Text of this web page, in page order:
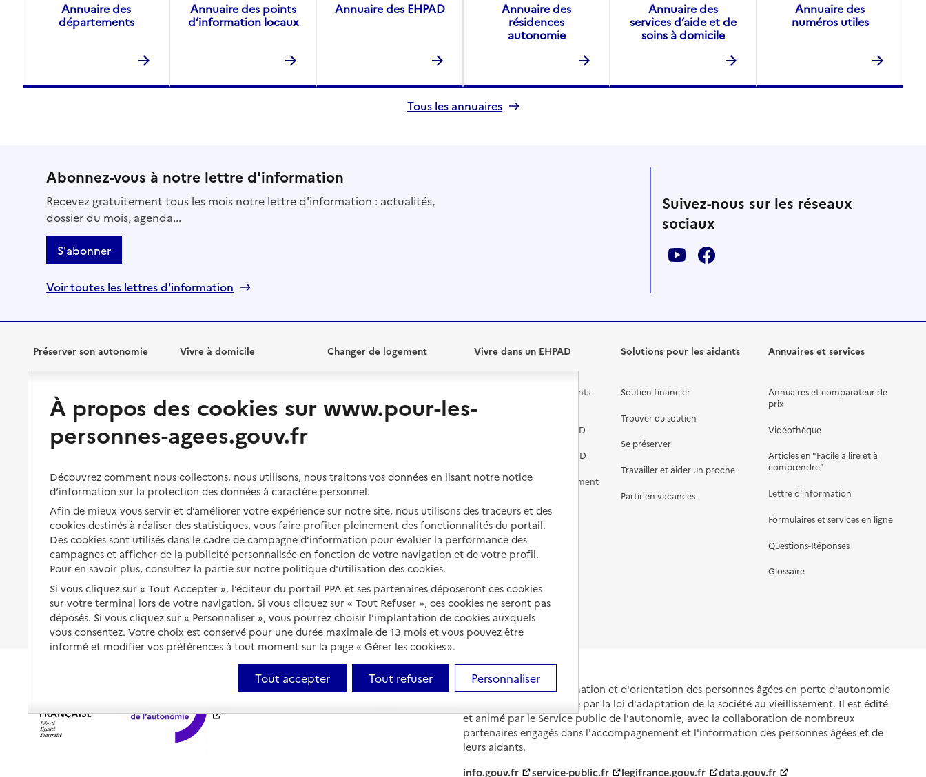
Annuaire des
départements
Annuaire des points
d’information locaux
Annuaire des EHPAD
Annuaire des
résidences
autonomie
Annuaire des
services d’aide et de
soins à domicile
Annuaire des
numéros utiles
Tous les annuaires
Abonnez-vous à notre lettre d'information
Recevez gratuitement tous les mois notre lettre d'information : actualités,
dossier du mois, agenda...
S'abonner
Voir toutes les lettres d'information
Suivez-nous sur les réseaux
sociaux
Préserver son autonomie
et droits
s'équiper
santé
Organiser à l'avance sa propre
protection
Les mesures de protection
Les obligations de la famille
À qui s’adresser ?
Les politiques du grand âge
Vivre à domicile
Bénéficier de soins à domicile
Aides financières
Partager son logement
Vivre à domicile avec une
maladie ou un handicap
Être hospitalisé
Fin de vie à domicile
Changer de logement
Vivre dans une résidence avec
Vivre en accueil familial
Autres solutions de logement
Vivre dans un EHPAD
Les différents établissements
Préparer l'entrée en EHPAD
Aides financières en EHPAD
Prévention, accompagnement
Comprendre les prix en
EHPAD
Droits en EHPAD
Fin de vie en EHPAD
Solutions pour les aidants
Soutien financier
Trouver du soutien
Se préserver
Travailler et aider un proche
Partir en vacances
Annuaires et services
Annuaires et comparateur de
prix
Vidéothèque
Articles en "Facile à lire et à
comprendre"
Lettre d'information
Formulaires et services en ligne
Questions-Réponses
Glossaire
Portail national d'information et d'orientation des personnes âgées en perte d'autonomie
et de leurs proches, créé par la loi d'adaptation de la société au vieillissement. Il est édité
et animé par le Service public de l'autonomie, avec la collaboration de nombreux
partenaires engagés dans l'accompagnement et l'information des personnes âgées et de
leurs aidants.
info.gouv.fr
service-public.fr legifrance.gouv.fr data.gouv.fr
À propos des cookies sur www.pour-les-
personnes-agees.gouv.fr
Découvrez comment nous collectons, nous utilisons, nous traitons vos données en lisant notre notice
d’information sur la protection des données à caractère personnel.
Afin de mieux vous servir et d’améliorer votre expérience sur notre site, nous utilisons des traceurs et des
cookies destinés à réaliser des statistiques, vous faire profiter pleinement des fonctionnalités du portail.
Des cookies sont utilisés dans le cadre de campagne d’information pour évaluer la performance des
campagnes et afficher de la publicité personnalisée en fonction de votre navigation et de votre profil.
Pour en savoir plus, consultez la partie sur notre politique d'utilisation des cookies.
Si vous cliquez sur « Tout Accepter », l’éditeur du portail PPA et ses partenaires déposeront ces cookies
sur votre terminal lors de votre navigation. Si vous cliquez sur « Tout Refuser », ces cookies ne seront pas
déposés. Si vous cliquez sur « Personnaliser », vous pourrez choisir l’implantation de cookies auxquels
vous consentez. Votre choix est conservé pour une durée maximale de 13 mois et vous pouvez être
informé et modifier vos préférences à tout moment sur la page « Gérer les cookies ».
Tout accepter Tout refuser Personnaliser